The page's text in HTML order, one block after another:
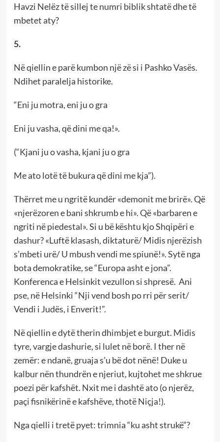
Havzi Nelëz të sillej te numri biblik shtatë dhe të
mbetet aty?
5.
Në qiellin e parë kumbon një zë si i Pashko Vasës.
Ndihet paralelja historike.
“Eni ju motra, eni ju o gra
Eni ju vasha, që dini me qa!».
(“Kjani ju o vasha, kjani ju o gra
Me ato lotë të bukura që dini me kja”).
Thërret me u ngritë kundër «demonit me brirë». Që
«njerëzoren e bani shkrumb e hi». Që «barbaren e
ngriti në piedestal». Si u bë kështu kjo Shqipëri e
dashur? «Luftë klasash, diktaturë/ Midis njerëzish
s’mbeti urë/ U mbush vendi me spiunë!». Sytë nga
bota demokratike, se “Europa asht e jona”.
Konferenca e Helsinkit vezullon si shpresë. Ani
pse, në Helsinki “Nji vend bosh po rri për serit/
Vendi i Judës, i Enverit!”.
Në qiellin e dytë therin dhimbjet e burgut. Midis
tyre, vargje dashurie, si lulet në borë. I ther në
zemër: e ndanë, gruaja s’u bë dot nënë! Duke u
kalbur nën thundrën e njeriut, kujtohet me shkrue
poezi për kafshët. Nxit me i dashtë ato (o njerëz,
paçi fisnikërinë e kafshëve, thotë Niçja!).
Nga qielli i tretë pyet: trimnia “ku asht strukë”?